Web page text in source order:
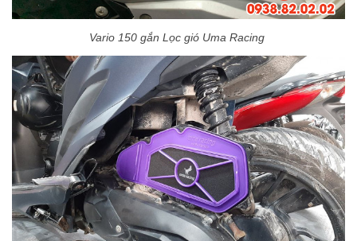
Vario 150 gắn Lọc gió Uma Racing